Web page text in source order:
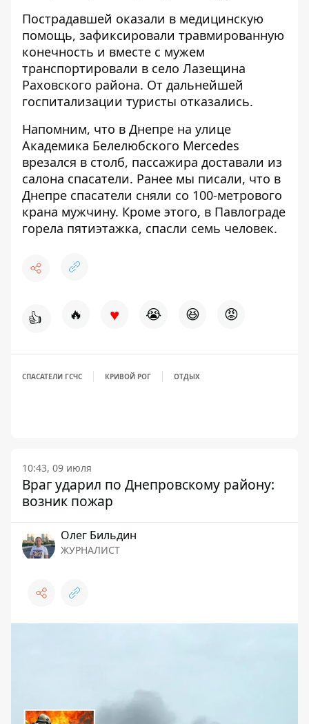
Пострадавшей оказали в медицинскую
помощь, зафиксировали травмированную
конечность и вместе с мужем
транспортировали в село Лазещина
Раховского района. От дальнейшей
госпитализации туристы отказались.
Напомним, что в Днепре на улице
Академика Белелюбского Mercedes
врезался в столб, пассажира доставали из
салона спасатели. Ранее мы писали, что в
Днепре спасатели сняли со 100-метрового
крана мужчину. Кроме этого, в Павлограде
горела пятиэтажка, спасли семь человек.
👍 🔥 ♥ 😭 😆 😡
СПАСАТЕЛИ ГСЧС КРИВОЙ РОГ ОТДЫХ
10:43, 09 июля
Враг ударил по Днепровскому району:
возник пожар
Олег Бильдин
ЖУРНАЛИСТ